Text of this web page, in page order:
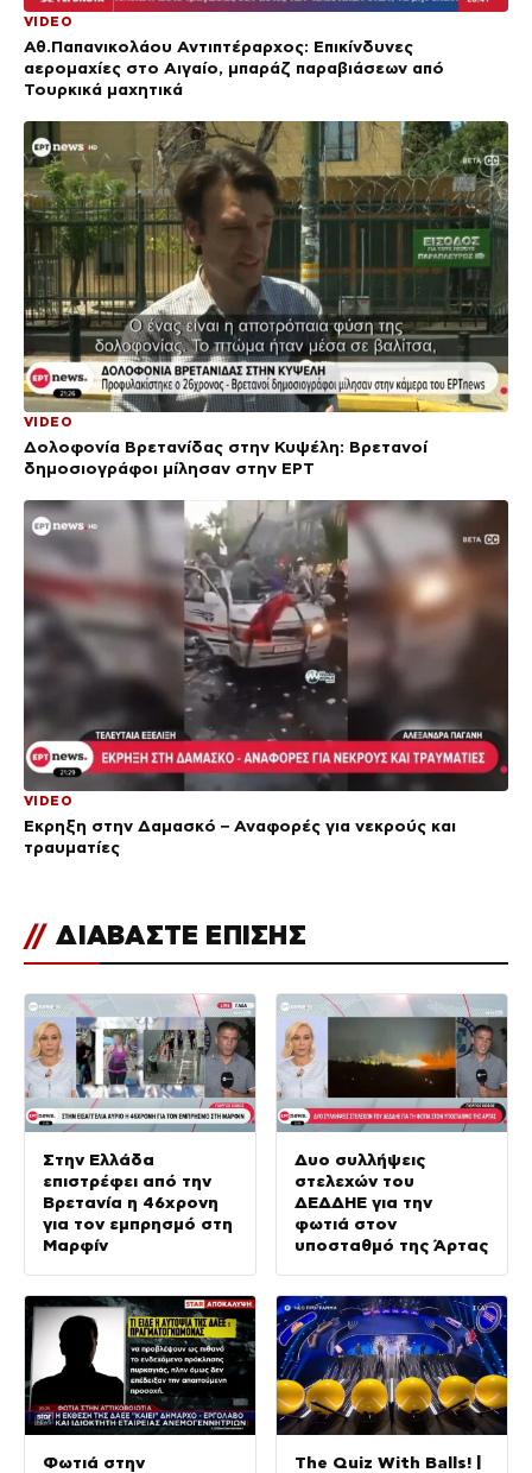
VIDEO
Αθ.Παπανικολάου Αντιπτέραρχος: Επικίνδυνες
αερομαχίες στο Αιγαίο, μπαράζ παραβιάσεων από
Τουρκικά μαχητικά
VIDEO
Δολοφονία Βρετανίδας στην Κυψέλη: Bρετανοί
δημοσιογράφοι μίλησαν στην ΕΡΤ
VIDEO
Έκρηξη στην Δαμασκό – Αναφορές για νεκρούς και
τραυματίες
// ΔΙΑΒΑΣΤΕ ΕΠΙΣΗΣ
Στην Ελλάδα
επιστρέφει από την
Βρετανία η 46χρονη
για τον εμπρησμό στη
Μαρφίν
Δυο συλλήψεις
στελεχών του
ΔΕΔΔΗΕ για την
φωτιά στον
υποσταθμό της Άρτας
Φωτιά στην
The Quiz With Balls! |